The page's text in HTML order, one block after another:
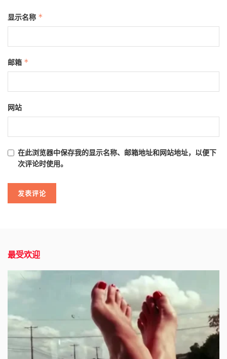
显示名称 *
邮箱 *
网站
在此浏览器中保存我的显示名称、邮箱地址和网站地址，以便下
次评论时使用。
最受欢迎